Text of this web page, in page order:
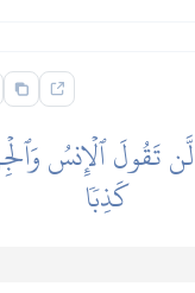
تَقُولَ ٱلۡإِنسُ
كَذِبٗا